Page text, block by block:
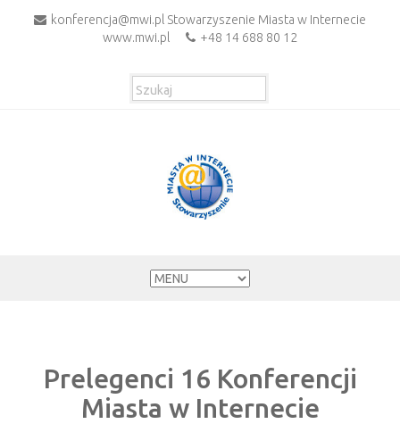
konferencja@mwi.pl Stowarzyszenie Miasta w Internecie
www.mwi.pl
+48 14 688 80 12
Prelegenci 16 Konferencji
Miasta w Internecie